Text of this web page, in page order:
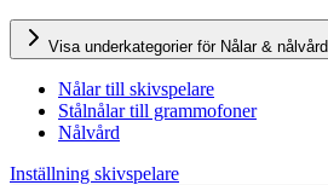
Visa underkategorier för Nålar & nålvård
Nålar till skivspelare
Stålnålar till grammofoner
Nålvård
Inställning skivspelare